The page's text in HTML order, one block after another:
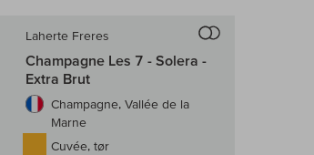
Laherte Freres
Champagne Les 7 - Solera -
Extra Brut
Champagne, Vallée de la
Marne
Cuvée, tør